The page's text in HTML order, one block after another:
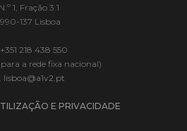
N.º 1, Fração 3.1
137 Lisboa
+351 218 438 550
a rede fixa nacional)
lisboa@a1v2.pt
E PRIVACIDADE